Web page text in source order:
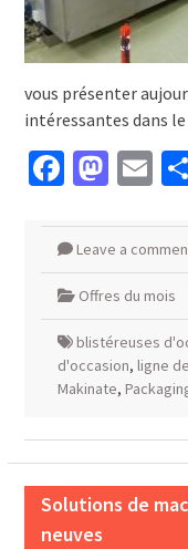
vous présenter
intéressantes dans
Leave a
Offres du mois
blistéreuses
d'occasion, ligne
Makinate,
Solutions de
neuves